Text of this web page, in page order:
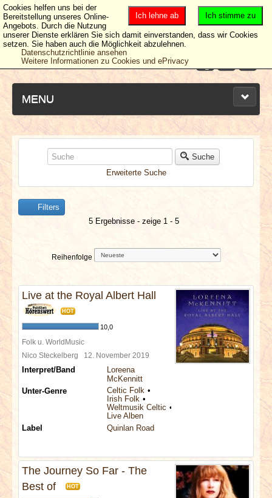
MENU
NEUESTE ARTIKEL
NEWS & DATES
BERICHTE
VERLOSUNGEN
SPECIALS
REDAKTION
LINKS
Suche
Erweiterte Suche
Filters
5 Ergebnisse - zeige 1 - 5
Reihenfolge
Live at the Royal Albert Hall
HOT
10,0
Folk u. WorldMusic
Nico Steckelberg 12. November 2019
Interpret/Band
Loreena
McKennitt
Unter-Genre
Celtic Folk
Irish Folk
Weltmusik Celtic
Live Alben
Label
Quinlan Road
The Journey So Far - The
Best of
HOT
Ich stimme zu
Ich lehne ab
Cookies helfen uns bei der
Bereitstellung unseres Online-
Angebots. Durch die Nutzung
unserer Dienste erklären Sie sich damit einverstanden, dass wir Cookies
setzen. Sie haben auch die Möglichkeit abzulehnen.
Datenschutzrichtlinie ansehen
Weitere Informationen zu Cookies und ePrivacy